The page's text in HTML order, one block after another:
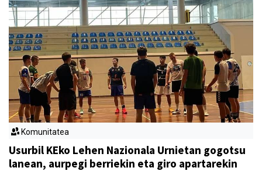
Komunitatea
Usurbil KEko Lehen Nazionala Urnietan gogotsu
lanean, aurpegi berriekin eta giro apartarekin